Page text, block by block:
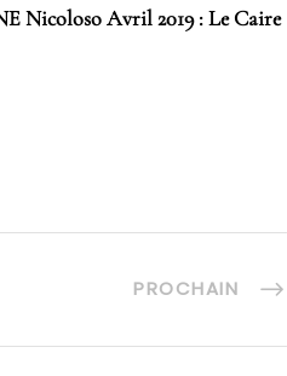
Nicoloso Avril 2019 : Le Caire
PROCHAIN